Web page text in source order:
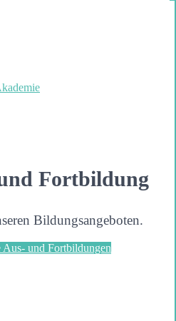
Fortbildung
Bildungsangeboten.
Aus- und Fortbildungen